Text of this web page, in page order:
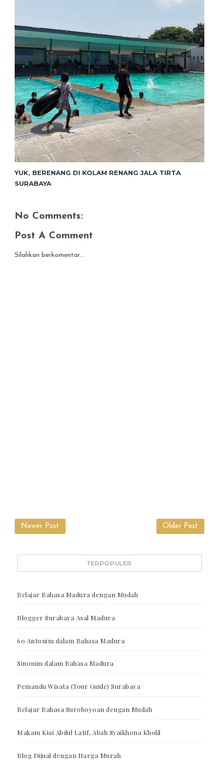
YUK, BERENANG DI KOLAM RENANG JALA TIRTA
SURABAYA
No Comments:
Post A Comment
Silahkan berkomentar...
Newer Post Older Post
TERPOPULER
Belajar Bahasa Madura dengan Mudah
Blogger Surabaya Asal Madura
60 Antonim dalam Bahasa Madura
Sinonim dalam Bahasa Madura
Pemandu Wisata (Tour Guide) Surabaya
Belajar Bahasa Suroboyoan dengan Mudah
Makam Kiai Abdul Latif, Abah Syaikhona Kholil
Blog Dijual dengan Harga Murah